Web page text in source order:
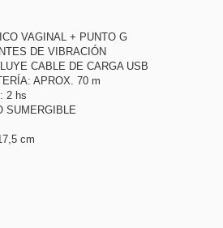
VAGINAL + PUNTO G
DE VIBRACIÓN
CABLE DE CARGA USB
APROX. 70 m
2 hs
SUMERGIBLE
cm